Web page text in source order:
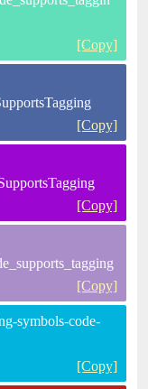
[Copy]
[Copy]
[Copy]
[Copy]
symbols-code-
[Copy]